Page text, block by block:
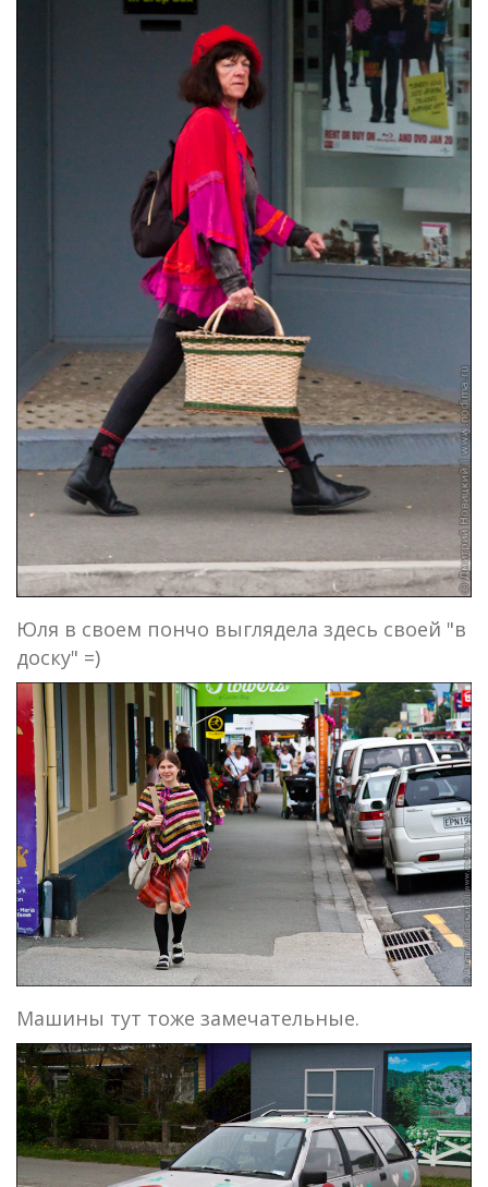
Юля в своем пончо выглядела здесь своей "в
доску" =)
Машины тут тоже замечательные.